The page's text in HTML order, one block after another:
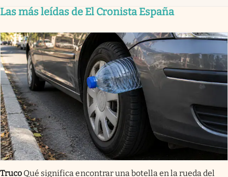
Las más leídas de El Cronista España
Truco Qué significa encontrar una botella en la rueda del